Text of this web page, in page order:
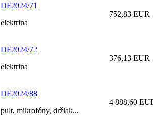
DF2024/71
elektrina
752,83 EUR
DF2024/72
elektrina
376,13 EUR
DF2024/88
pult, mikrofóny, držiak...
4 888,60